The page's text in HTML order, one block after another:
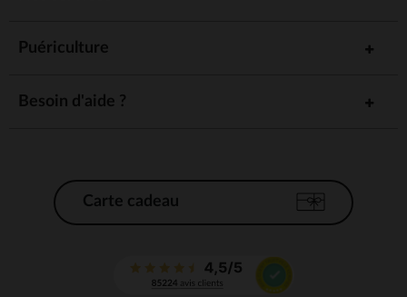
Puériculture
Besoin d'aide ?
Carte cadeau